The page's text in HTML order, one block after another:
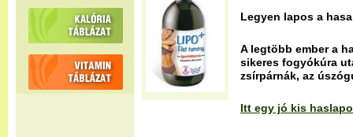
Legyen lapos a
A legtöbb ember a
sikeres fogyókúra
zsírpárnák, az
Itt egy jó kis